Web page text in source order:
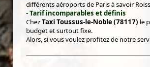
différents aéroports de Paris à savoir
- Tarif incomparables et définis
ChezTaxi Toussus-le-Noble (78117) le
budget et surtout fixe.
Alors, si vous voulez profitez de notre